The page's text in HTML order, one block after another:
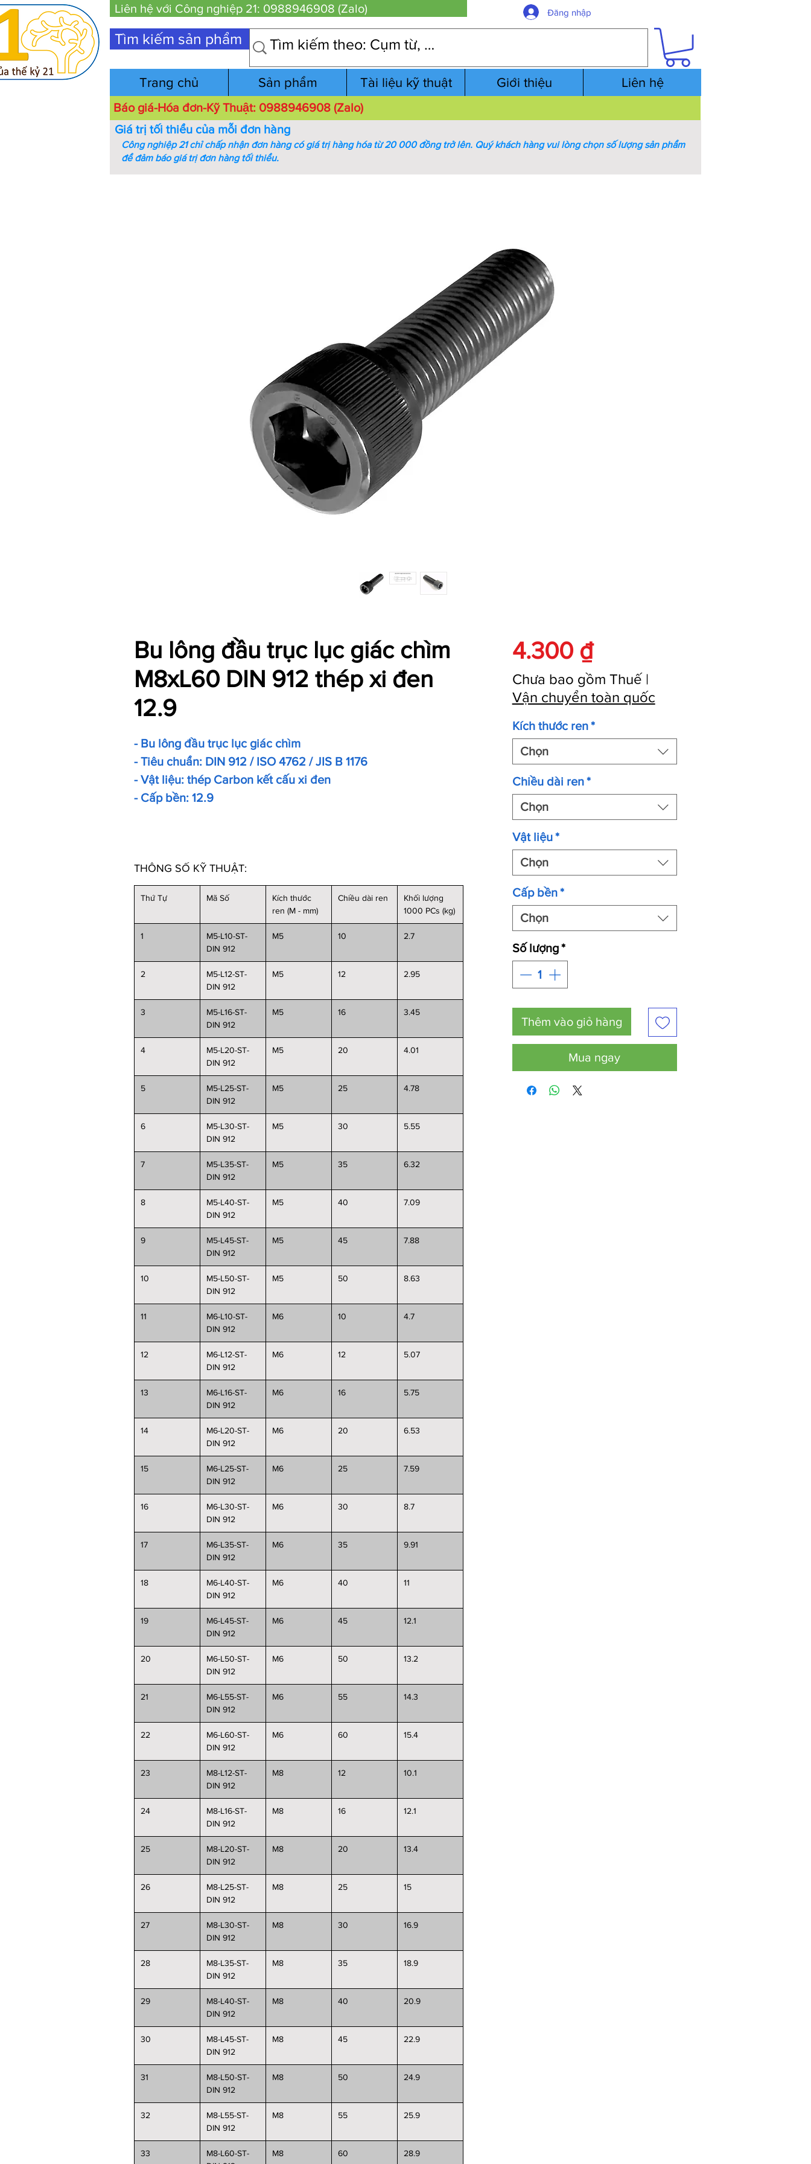
Liên hệ với Công nghiệp 21: 0988946908 (Zalo) Đăng nhập
Tìm kiếm sản phẩm
Trang chủ Sản phẩm Tài liệu kỹ thuật Giới thiệu Liên hệ
Báo giá-Hóa đơn-Kỹ Thuật: 0988946908 (Zalo)
Bu lông đầu trục lục giác chìm
M8xL60 DIN 912 thép xi đen
12.9
- Bu lông đầu trục lục giác chìm
- Tiêu chuẩn: DIN 912 / ISO 4762 / JIS B 1176
- Vật liệu: thép Carbon kết cấu xi đen
- Cấp bền: 12.9
THÔNG SỐ KỸ THUẬT:
Thứ Tự Mã Số
Kích thước
ren (M - mm)
Chiều dài ren
Khối lượng
1000 PCs (kg)
1
M5-L10-ST-
DIN 912
M5 10 2.7
2
M5-L12-ST-
DIN 912
M5 12 2.95
3
M5-L16-ST-
DIN 912
M5 16 3.45
4
M5-L20-ST-
DIN 912
M5 20 4.01
5
M5-L25-ST-
DIN 912
M5 25 4.78
6
M5-L30-ST-
DIN 912
M5 30 5.55
7
M5-L35-ST-
DIN 912
M5 35 6.32
8
M5-L40-ST-
DIN 912
M5 40 7.09
9
M5-L45-ST-
DIN 912
M5 45 7.88
10
M5-L50-ST-
DIN 912
M5 50 8.63
11
M6-L10-ST-
DIN 912
M6 10 4.7
12
M6-L12-ST-
DIN 912
M6 12 5.07
13
M6-L16-ST-
DIN 912
M6 16 5.75
14
M6-L20-ST-
DIN 912
M6 20 6.53
15
M6-L25-ST-
DIN 912
M6 25 7.59
16
M6-L30-ST-
DIN 912
M6 30 8.7
17
M6-L35-ST-
DIN 912
M6 35 9.91
18
M6-L40-ST-
DIN 912
M6 40 11
19
M6-L45-ST-
DIN 912
M6 45 12.1
20
M6-L50-ST-
DIN 912
M6 50 13.2
21
M6-L55-ST-
DIN 912
M6 55 14.3
22
M6-L60-ST-
DIN 912
M6 60 15.4
23
M8-L12-ST-
DIN 912
M8 12 10.1
24
M8-L16-ST-
DIN 912
M8 16 12.1
25
M8-L20-ST-
DIN 912
M8 20 13.4
26
M8-L25-ST-
DIN 912
M8 25 15
27
M8-L30-ST-
DIN 912
M8 30 16.9
28
M8-L35-ST-
DIN 912
M8 35 18.9
29
M8-L40-ST-
DIN 912
M8 40 20.9
30
M8-L45-ST-
DIN 912
M8 45 22.9
31
M8-L50-ST-
DIN 912
M8 50 24.9
32
M8-L55-ST-
DIN 912
M8 55 25.9
33
M8-L60-ST-
M8 60 28.9
4.300 ₫Giá
Chưa bao gồm Thuế|
Vận chuyển toàn quốc
Kích thước ren*
Chọn
Chiều dài ren*
Chọn
Vật liệu*
Chọn
Cấp bền*
Chọn
Số lượng*
Thêm vào giỏ hàng
Mua ngay
Giá trị tối thiểu của mỗi đơn hàng
Công nghiệp 21 chỉ chấp nhận đơn hàng có giá trị hàng hóa từ 20 000 đồng trở lên. Quý khách hàng vui lòng chọn số lượng sản phẩm
để đảm báo giá trị đơn hàng tối thiểu.